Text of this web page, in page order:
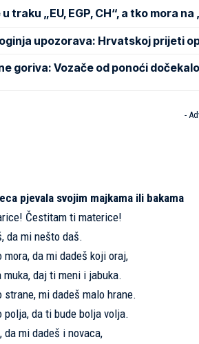
traku „EU, EGP, CH“, a tko mora
upozorava: Hrvatskoj prijeti
goriva: Vozače od ponoći
-
pjevala svojim majkama ili bakama
Čestitam ti materice!
da mi nešto daš.
da mi dadeš koji oraj,
daj ti meni i jabuka.
mi dadeš malo hrane.
polja, da ti bude bolja volja.
da mi dadeš i novaca,